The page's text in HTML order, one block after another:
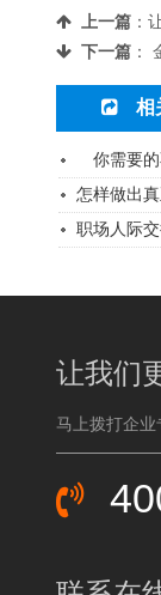
上一篇 ：
下一篇 ：
相
你需要的
怎样做出
职场人际
让我们
马上拨打企业